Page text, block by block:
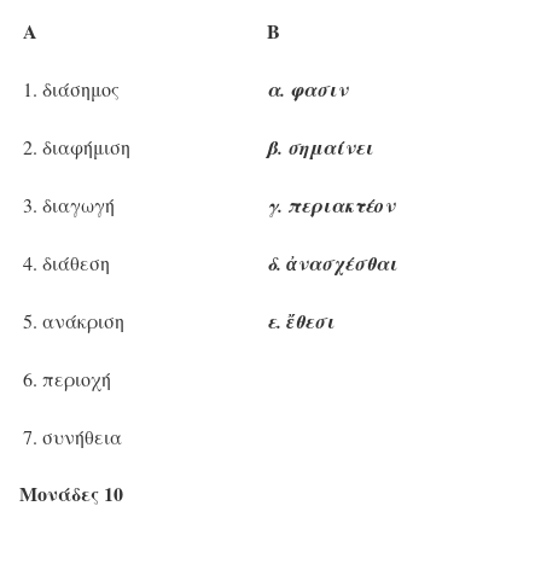
Α Β
1. διάσημος α. φασιν
2. διαφήμιση β. σημαίνει
3. διαγωγή γ. περιακτέον
4. διάθεση δ. ἀνασχέσθαι
5. ανάκριση ε. ἔθεσι
6. περιοχή
7. συνήθεια
Μονάδες 10